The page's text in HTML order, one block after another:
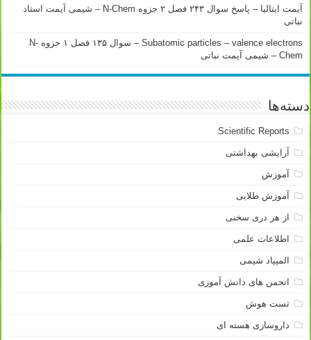
آیمت ایتالیا – پاسخ سوال ۲۴۳ فصل ۲ جزوه N-Chem – شیمی آیمت استاد
نباتی
Subatomic particles – valence electrons – سوال ۱۳۵ فصل ۱ جزوه N-
Chem – شیمی آیمت نباتی
دسته‌ها
Scientific Reports
آرایشی بهداشتی
آموزش
آموزش طلایی
از هر دری سخنی
اطلاعات علمی
المپیاد شیمی
انجمن های دانش آموزی
تست هوش
داروسازی هسته ای